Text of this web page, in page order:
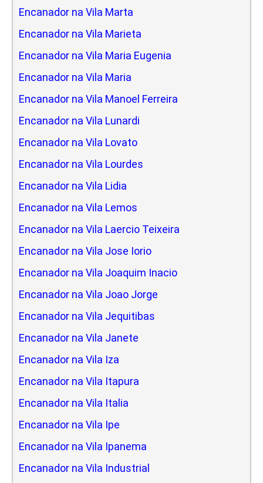
Encanador na Vila Marta
Encanador na Vila Marieta
Encanador na Vila Maria Eugenia
Encanador na Vila Maria
Encanador na Vila Manoel Ferreira
Encanador na Vila Lunardi
Encanador na Vila Lovato
Encanador na Vila Lourdes
Encanador na Vila Lidia
Encanador na Vila Lemos
Encanador na Vila Laercio Teixeira
Encanador na Vila Jose Iorio
Encanador na Vila Joaquim Inacio
Encanador na Vila Joao Jorge
Encanador na Vila Jequitibas
Encanador na Vila Janete
Encanador na Vila Iza
Encanador na Vila Itapura
Encanador na Vila Italia
Encanador na Vila Ipe
Encanador na Vila Ipanema
Encanador na Vila Industrial